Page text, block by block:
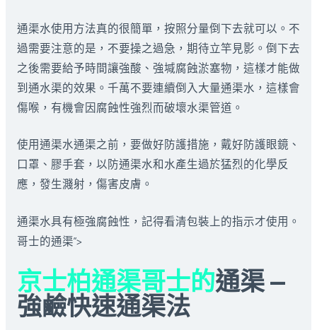
通渠水使用方法真的很簡單，按照分量倒下去就可以。不
過需要注意的是，不要操之過急，期待立竿見影。倒下去
之後需要給予時間讓強酸、強堿腐蝕淤塞物，這樣才能做
到通水渠的效果。千萬不要連續倒入大量通渠水，這樣會
傷喉，有機會因腐蝕性強烈而破壞水渠管道。
使用通渠水通渠之前，要做好防護措施，戴好防護眼鏡、
口罩、膠手套，以防通渠水和水產生過於猛烈的化學反
應，發生濺射，傷害皮膚。
通渠水具有極強腐蝕性，記得看清包裝上的指示才使用。
哥士的通渠”>
京士柏通渠哥士的通渠 —
強鹼快速通渠法